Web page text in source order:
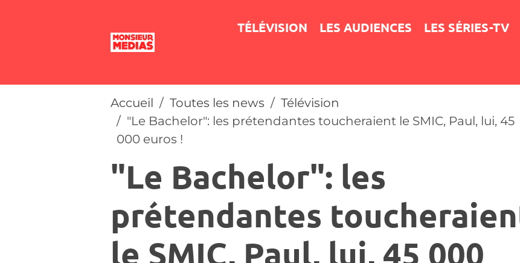
TÉLÉVISION LES AUDIENCES LES SÉRIES-TV
Accueil Toutes les news
Télévision
"Le Bachelor": les prétendantes toucheraient le SMIC, Paul, lui, 45
000 euros !
"Le Bachelor": les
prétendantes
le SMIC, Paul, lui, 45 000